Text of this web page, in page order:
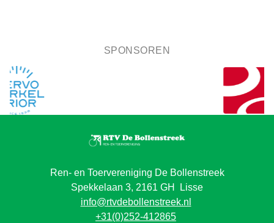
SPONSOREN
Ren- en Toervereniging De Bollenstreek
Spekkelaan 3, 2161 GH Lisse
info@rtvdebollenstreek.nl
+31(0)252-412865